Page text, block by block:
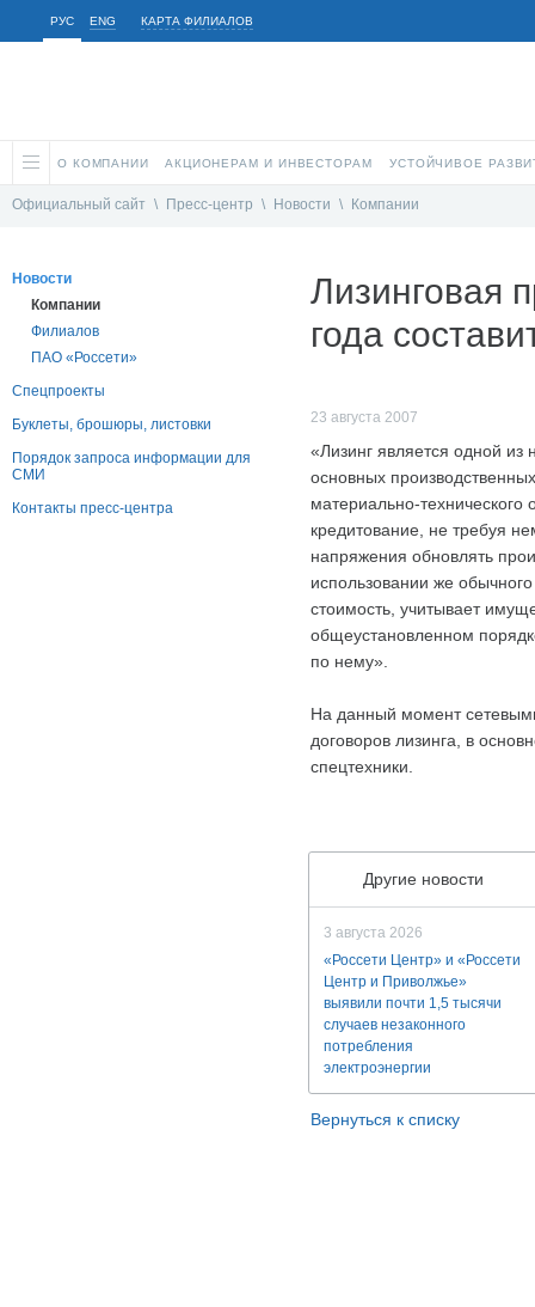
РУС ENG КАРТА ФИЛИАЛОВ
О КОМПАНИИ АКЦИОНЕРАМ И ИНВЕСТОРАМ УСТОЙЧИВОЕ
Официальный сайт \ Пресс-центр \ Новости \ Компании
Новости
Компании
Филиалов
ПАО «Россети»
Спецпроекты
Буклеты, брошюры, листовки
Порядок запроса информации для
СМИ
Контакты пресс-центра
Лизинговая
года
23 августа 2007
«Лизинг является одной
основных
материально-
кредитование, не требуя
напряжения обновлять
использовании же
стоимость, учитывает
общеустановленном
по нему».
На данный момент
договоров лизинга, в
спецтехники.
Другие новости
3 августа 2026
«Россети Центр» и «Россети
Центр и Приволжье»
выявили почти 1,5 тысячи
случаев незаконного
потребления
электроэнергии
Вернуться к списку